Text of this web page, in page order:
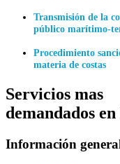
Transmisión de la
público marítimo-
Procedimiento
materia de costas
Servicios mas
demandados
Información